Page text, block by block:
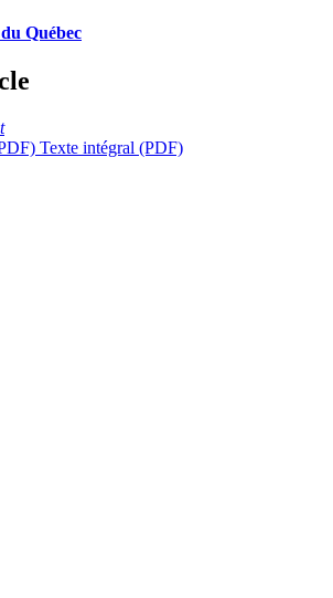
Québec
Texte intégral (PDF)